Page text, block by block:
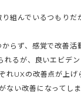
り組んでいるつもりだ
からず、感覚で改善活
れるが、良いエビデ
れUXの改善点が上
ない改善になってし